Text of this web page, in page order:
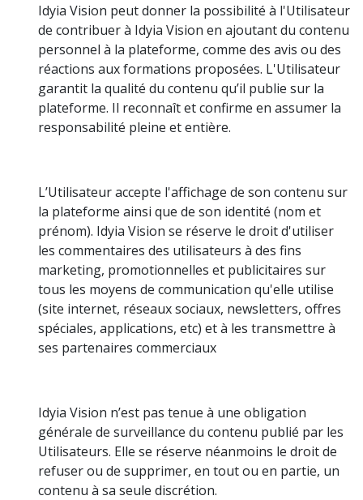
Idyia Vision peut donner la possibilité à l'Utilisateur
de contribuer à Idyia Vision en ajoutant du contenu
personnel à la plateforme, comme des avis ou des
réactions aux formations proposées. L'Utilisateur
garantit la qualité du contenu qu’il publie sur la
plateforme. Il reconnaît et confirme en assumer la
responsabilité pleine et entière.
L’Utilisateur accepte l'affichage de son contenu sur
la plateforme ainsi que de son identité (nom et
prénom). Idyia Vision se réserve le droit d'utiliser
les commentaires des utilisateurs à des fins
marketing, promotionnelles et publicitaires sur
tous les moyens de communication qu'elle utilise
(site internet, réseaux sociaux, newsletters, offres
spéciales, applications, etc) et à les transmettre à
ses partenaires commerciaux
Idyia Vision n’est pas tenue à une obligation
générale de surveillance du contenu publié par les
Utilisateurs. Elle se réserve néanmoins le droit de
refuser ou de supprimer, en tout ou en partie, un
contenu à sa seule discrétion.